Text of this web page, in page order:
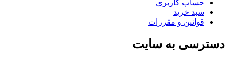
حساب کاربری
سبد خرید
قوانین و مقررات
دسترسی به سایت